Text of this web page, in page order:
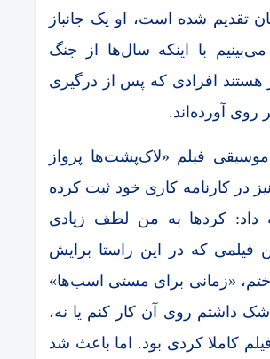
تقدیم شده است، او یک جانباز
با اینکه سال‌ها از جنگ
هستند افرادی که پس از درگیری
روی آورده‌اند.
موسیقی فیلم «لاک‌پشت‌ها پرواز
در کارنامه کاری خود ثبت کرده
داد: کردها به من لطف زیادی
فیلمی که در این راستا برایش
«زمانی برای مستی اسب‌ها»
شک داشتم روی آن کار کنم یا نه،
کاملا کردی بود. اما باعث شد